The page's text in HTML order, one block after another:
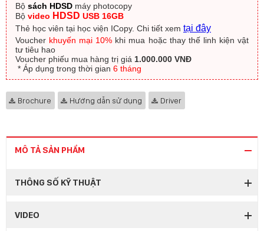
Bộ sách HDSD máy photocopy
Bộ video HDSD USB 16GB
Thẻ học viên tại học viện ICopy. Chi tiết xem tại đây
Voucher khuyến mại 10% khi mua hoặc thay thế linh kiện vật
tư tiêu hao
Voucher phiếu mua hàng trị giá 1.000.000 VNĐ
​ * Áp dụng trong thời gian 6 tháng
Brochure Hướng dẫn sử dụng Driver
MÔ TẢ SẢN PHẨM
THÔNG SỐ KỸ THUẬT
VIDEO